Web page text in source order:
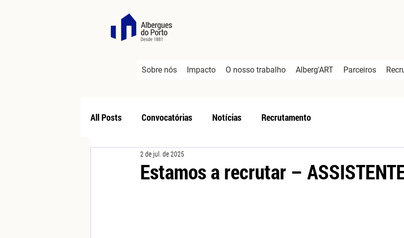
Sobre nós Impacto O nosso trabalho Alberg'ART Parceiros
All Posts Convocatórias Notícias Recrutamento
Estamos a recrutar –
2 de jul. de 2025